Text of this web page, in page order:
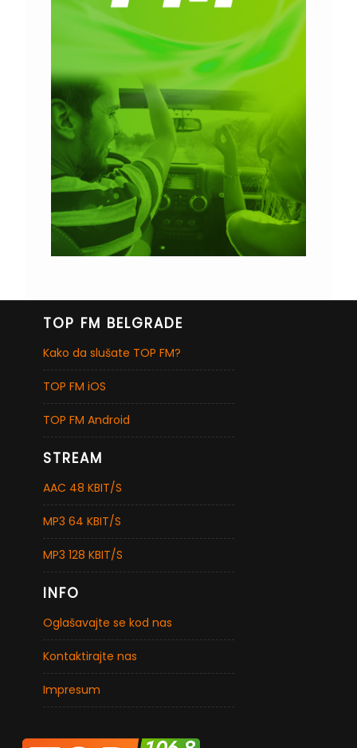
TOP FM BELGRADE
Kako da slušate TOP FM?
TOP FM iOS
TOP FM Android
STREAM
AAC 48 KBIT/S
MP3 64 KBIT/S
MP3 128 KBIT/S
INFO
Oglašavajte se kod nas
Kontaktirajte nas
Impresum